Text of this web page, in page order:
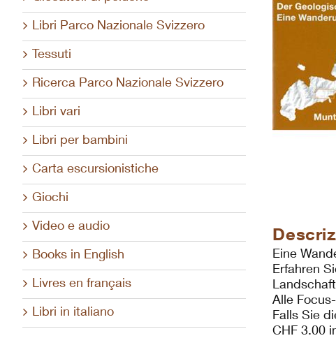
Libri Parco Nazionale Svizzero
Tessuti
Ricerca Parco Nazionale Svizzero
Libri vari
Libri per bambini
Carta escursionistiche
Giochi
Video e audio
Books in English
Livres en français
Libri in italiano
Eine
Erfahren
Alle
Falls Sie
CHF 3.00